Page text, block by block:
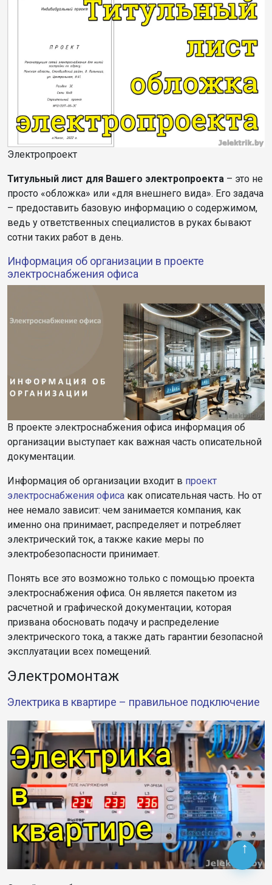
Электропроект
Титульный лист для Вашего электропроекта – это не
просто «обложка» или «для внешнего вида». Его задача
– предоставить базовую информацию о содержимом,
ведь у ответственных специалистов в руках бывают
сотни таких работ в день.
Информация об организации в проекте
электроснабжения офиса
В проекте электроснабжения офиса информация об
организации выступает как важная часть описательной
документации.
Информация об организации входит в проект
электроснабжения офиса как описательная часть. Но от
нее немало зависит: чем занимается компания, как
именно она принимает, распределяет и потребляет
электрический ток, а также какие меры по
электробезопасности принимает.
Понять все это возможно только с помощью проекта
электроснабжения офиса. Он является пакетом из
расчетной и графической документации, которая
призвана обосновать подачу и распределение
электрического тока, а также дать гарантии безопасной
эксплуатации всех помещений.
Электромонтаж
Электрика в квартире – правильное подключение